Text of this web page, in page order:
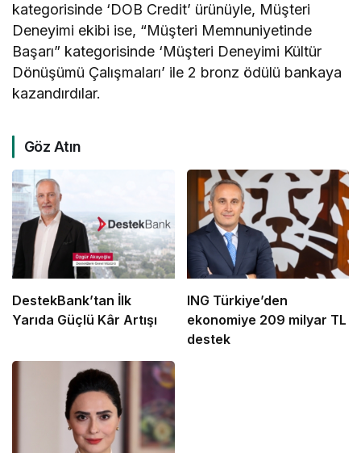
kategorisinde ‘DOB Credit’ ürünüyle, Müşteri
Deneyimi ekibi ise, “Müşteri Memnuniyetinde
Başarı” kategorisinde ‘Müşteri Deneyimi Kültür
Dönüşümü Çalışmaları’ ile 2 bronz ödülü bankaya
kazandırdılar.
Göz Atın
DestekBank’tan İlk
Yarıda Güçlü Kâr Artışı
ING Türkiye’den
ekonomiye 209 milyar TL
destek